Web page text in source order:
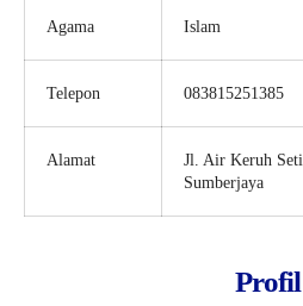
Agama Islam
Telepon 083815251385
Alamat
Jl. Air Keruh
Sumberjaya
Profil